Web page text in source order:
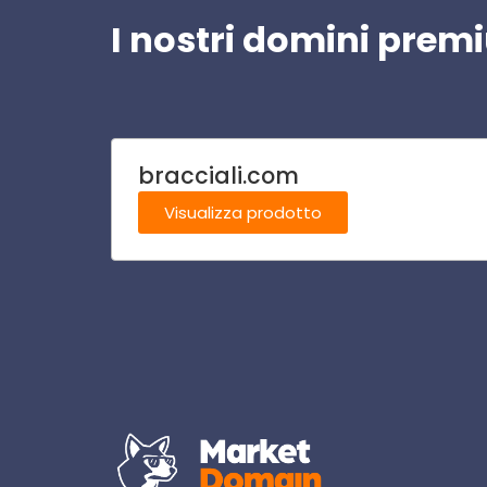
I nostri domini
bracciali.com
Visualizza prodotto